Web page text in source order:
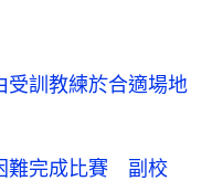
訓教練於合適場地
難完成比賽 副校